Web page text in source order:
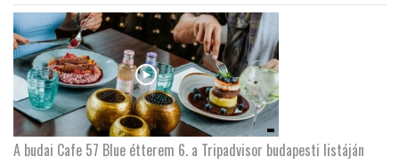
LATIMO.HU
GLOBOBOOK
A budai Cafe 57 Blue étterem 6. a Tripadvisor budapesti listáján